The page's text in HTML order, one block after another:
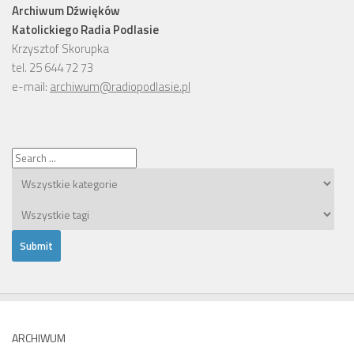
Archiwum Dźwięków
Katolickiego Radia Podlasie
Krzysztof Skorupka
tel. 25 644 72 73
e-mail: archiwum@radiopodlasie.pl
ARCHIWUM